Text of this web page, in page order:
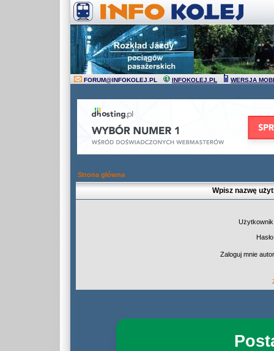
FORUM@INFOKOLEJ.PL INFOKOLEJ.PL WERSJA
Strona główna
Wpisz nazwę
Zaloguj mnie